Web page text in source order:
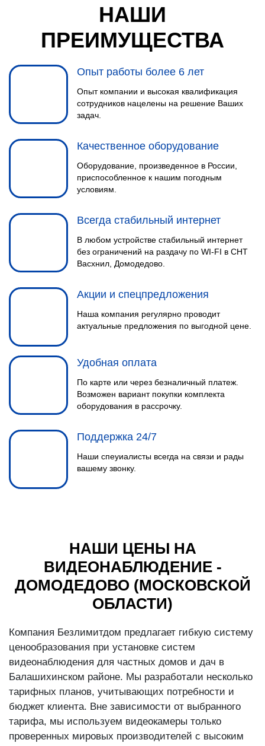
НАШИ
ПРЕИМУЩЕСТВА
Опыт работы более 6 лет
Опыт компании и высокая квалификация
сотрудников нацелены на решение Ваших
задач.
Качественное оборудование
Оборудование, произведенное в России,
приспособленное к нашим погодным
условиям.
Всегда стабильный интернет
В любом устройстве стабильный интернет
без ограничений на раздачу по WI-FI в СНТ
Васхнил, Домодедово.
Акции и спецпредложения
Наша компания регулярно проводит
актуальные предложения по выгодной цене.
Удобная оплата
По карте или через безналичный платеж.
Возможен вариант покупки комплекта
оборудования в рассрочку.
Поддержка 24/7
Наши спеуиалисты всегда на связи и рады
вашему звонку.
НАШИ ЦЕНЫ НА
ВИДЕОНАБЛЮДЕНИЕ -
ДОМОДЕДОВО (МОСКОВСКОЙ
ОБЛАСТИ)
Компания Безлимитдом предлагает гибкую систему
ценообразования при установке систем
видеонаблюдения для частных домов и дач в
Балашихинском районе. Мы разработали несколько
тарифных планов, учитывающих потребности и
бюджет клиента. Вне зависимости от выбранного
тарифа, мы используем видеокамеры только
проверенных мировых производителей с высоким